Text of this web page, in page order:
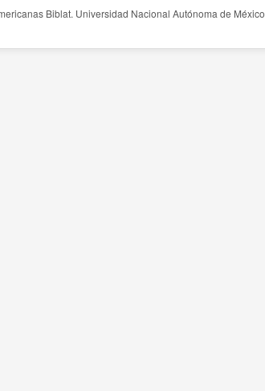
Biblat. Universidad Nacional Autónoma de